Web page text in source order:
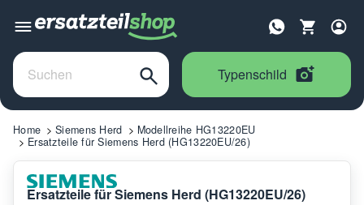
Typenschild
Home Siemens Herd
Modellreihe HG13220EU
Ersatzteile für Siemens Herd (HG13220EU/26)
Ersatzteile für Siemens Herd (HG13220EU/26)